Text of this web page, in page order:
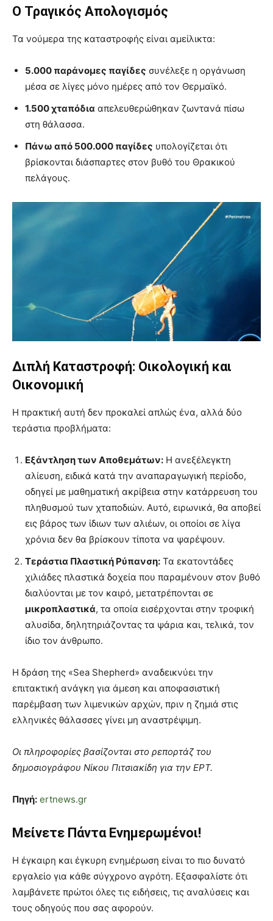
Ο Τραγικός Απολογισμός
Τα νούμερα της καταστροφής είναι αμείλικτα:
5.000 παράνομες παγίδες συνέλεξε η οργάνωση
μέσα σε λίγες μόνο ημέρες από τον Θερμαϊκό.
1.500 χταπόδια απελευθερώθηκαν ζωντανά πίσω
στη θάλασσα.
Πάνω από 500.000 παγίδες υπολογίζεται ότι
βρίσκονται διάσπαρτες στον βυθό του Θρακικού
πελάγους.
Διπλή Καταστροφή: Οικολογική και
Οικονομική
Η πρακτική αυτή δεν προκαλεί απλώς ένα, αλλά δύο
τεράστια προβλήματα:
Εξάντληση των Αποθεμάτων: Η ανεξέλεγκτη
αλίευση, ειδικά κατά την αναπαραγωγική περίοδο,
οδηγεί με μαθηματική ακρίβεια στην κατάρρευση του
πληθυσμού των χταποδιών. Αυτό, ειρωνικά, θα αποβεί
εις βάρος των ίδιων των αλιέων, οι οποίοι σε λίγα
χρόνια δεν θα βρίσκουν τίποτα να ψαρέψουν.
Τεράστια Πλαστική Ρύπανση: Τα εκατοντάδες
χιλιάδες πλαστικά δοχεία που παραμένουν στον βυθό
διαλύονται με τον καιρό, μετατρέπονται σε
μικροπλαστικά, τα οποία εισέρχονται στην τροφική
αλυσίδα, δηλητηριάζοντας τα ψάρια και, τελικά, τον
ίδιο τον άνθρωπο.
Η δράση της «Sea Shepherd» αναδεικνύει την
επιτακτική ανάγκη για άμεση και αποφασιστική
παρέμβαση των λιμενικών αρχών, πριν η ζημιά στις
ελληνικές θάλασσες γίνει μη αναστρέψιμη.
Οι πληροφορίες βασίζονται στο ρεπορτάζ του
δημοσιογράφου Νίκου Πιτσιακίδη για την ΕΡΤ.
Πηγή: ertnews.gr
Μείνετε Πάντα Ενημερωμένοι!
Η έγκαιρη και έγκυρη ενημέρωση είναι το πιο δυνατό
εργαλείο για κάθε σύγχρονο αγρότη. Εξασφαλίστε ότι
λαμβάνετε πρώτοι όλες τις ειδήσεις, τις αναλύσεις και
τους οδηγούς που σας αφορούν.